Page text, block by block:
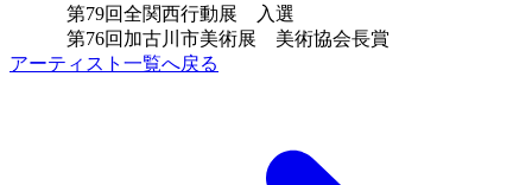
第79回全関西行動展 入選
第76回加古川市美術展 美術協会長賞
アーティスト一覧へ戻る